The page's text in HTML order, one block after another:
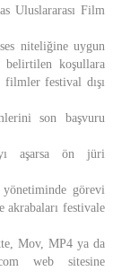
Uluslararası Film
niteliğine uygun
belirtilen koşullara
festival dışı
son başvuru
aşarsa ön jüri
görevi
festivale
Mov, MP4 ya da
web sitesine